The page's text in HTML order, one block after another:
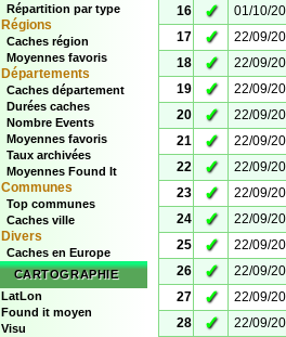
Répartition par type
Régions
Caches région
Moyennes favoris
Départements
Caches département
Durées caches
Nombre Events
Moyennes favoris
Taux archivées
Moyennes Found It
Communes
Top communes
Caches ville
Divers
Caches en Europe
CARTOGRAPHIE
LatLon
Found it moyen
Visu
16
✓ 01/10/
17
✓ 22/09/
18
✓ 22/09/
19
✓ 22/09/
20
✓ 22/09/
21
✓ 22/09/
22
✓ 22/09/
23
✓ 22/09/
24
✓ 22/09/
25
✓ 22/09/
26
✓ 22/09/
27
✓ 22/09/
28
✓ 22/09/